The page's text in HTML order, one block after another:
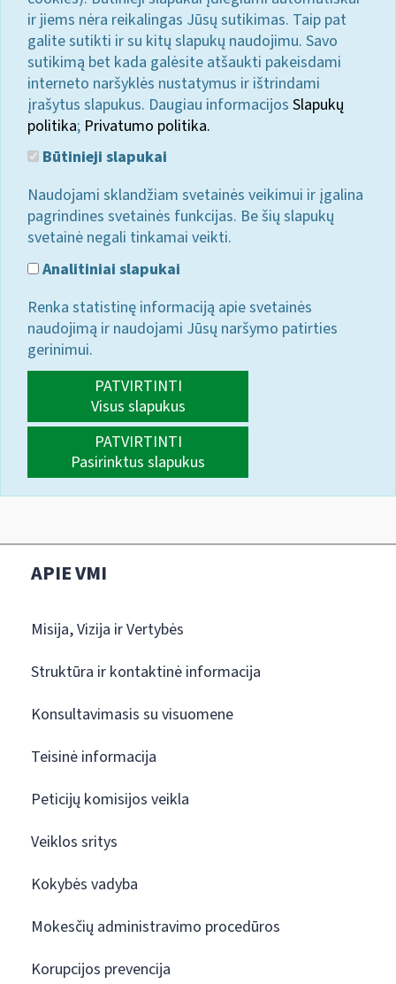
ir jiems nėra reikalingas Jūsų sutikimas. Taip pat
galite sutikti ir su kitų slapukų naudojimu. Savo
sutikimą bet kada galėsite atšaukti pakeisdami
interneto naršyklės nustatymus ir ištrindami
įrašytus slapukus. Daugiau informacijos Slapukų
politika; Privatumo politika.
Būtinieji slapukai
Naudojami sklandžiam svetainės veikimui ir įgalina
pagrindines svetainės funkcijas. Be šių slapukų
svetainė negali tinkamai veikti.
Analitiniai slapukai
Renka statistinę informaciją apie svetainės
naudojimą ir naudojami Jūsų naršymo patirties
gerinimui.
PATVIRTINTI
Visus slapukus
PATVIRTINTI
Pasirinktus slapukus
APIE VMI
Misija, Vizija ir Vertybės
Struktūra ir kontaktinė informacija
Konsultavimasis su visuomene
Teisinė informacija
Peticijų komisijos veikla
Veiklos sritys
Kokybės vadyba
Mokesčių administravimo procedūros
Korupcijos prevencija